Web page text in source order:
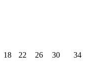
18 22 26 30 34